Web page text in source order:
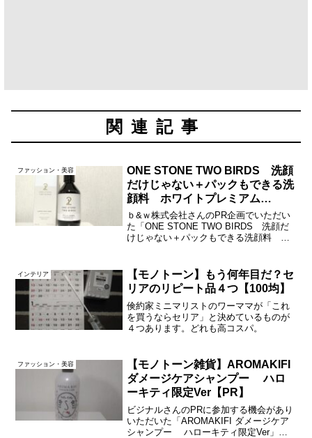
関連記事
ファッション・美容
ONE STONE TWO BIRDS 洗顔
だけじゃない＋パックもできる洗
顔料 ホワイトプレミアム
【PR】
ｂ&ｗ株式会社さんのPR企画でいただい
た「ONE STONE TWO BIRDS 洗顔だ
けじゃない＋パックもできる洗顔料 ホ
の頃。早速使用感レビューいってみまし
ょ～。黄...
インテリア
【モノトーン】もう何年目だ？セ
リアのリピート品４つ【100均】
倹約家ミニマリストのワーママが「これ
を買うならセリア」と決めているものが
４つあります。どれも高コスパ。
ファッション・美容
【モノトーン雑貨】AROMAKIFI
ダメージケアシャンプー ハロ
ーキティ限定Ver【PR】
ビジナルさんのPRに参加する機会があり
いただいた「AROMAKIFI ダメージケア
シャンプー ハローキティ限定Ver」の